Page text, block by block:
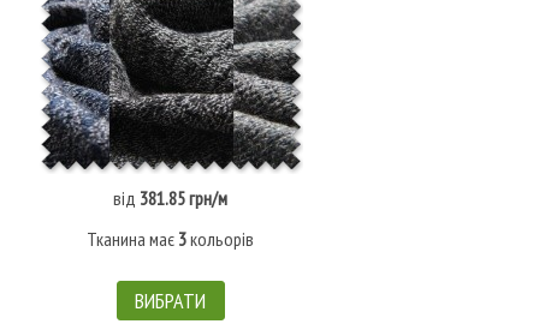
від 381.85 грн/м
Тканина має 3кольорів
ВИБРАТИ